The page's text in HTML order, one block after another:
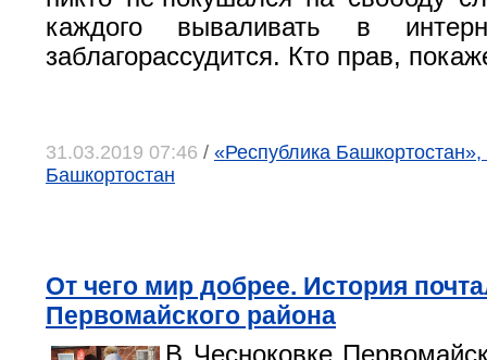
каждого вываливать в
заблагорассудится. Кто прав,
31.03.2019 07:46 / «Республика
Башкортостан
От чего мир добрее. История
Первомайского района